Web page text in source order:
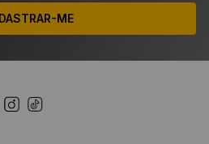
ME